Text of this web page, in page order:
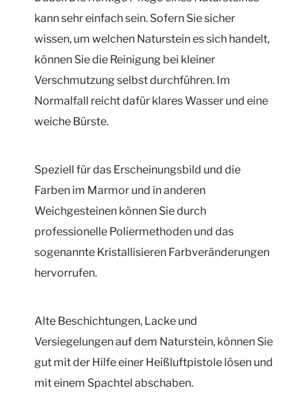
kann sehr einfach sein. Sofern Sie sicher
wissen, um welchen Naturstein es sich handelt,
können Sie die Reinigung bei kleiner
Verschmutzung selbst durchführen. Im
Normalfall reicht dafür klares Wasser und eine
weiche Bürste.
Speziell für das Erscheinungsbild und die
Farben im Marmor und in anderen
Weichgesteinen können Sie durch
professionelle Poliermethoden und das
sogenannte Kristallisieren Farbveränderungen
hervorrufen.
Alte Beschichtungen, Lacke und
Versiegelungen auf dem Naturstein, können Sie
gut mit der Hilfe einer Heißluftpistole lösen und
mit einem Spachtel abschaben.